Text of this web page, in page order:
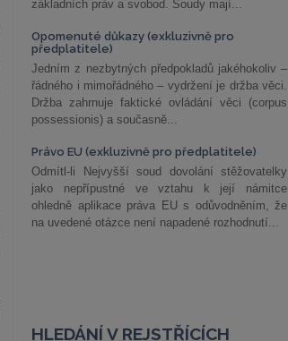
základních práv a svobod. Soudy mají...
Opomenuté důkazy (exkluzivně pro
předplatitele)
Jedním z nezbytných předpokladů jakéhokoliv –
řádného i mimořádného – vydržení je držba věci.
Držba zahrnuje faktické ovládání věci (corpus
possessionis) a současně...
Právo EU (exkluzivně pro předplatitele)
Odmítl-li Nejvyšší soud dovolání stěžovatelky
jako nepřípustné ve vztahu k její námitce
ohledně aplikace práva EU s odůvodněním, že
na uvedené otázce není napadené rozhodnutí...
HLEDÁNÍ V REJSTŘÍCÍCH